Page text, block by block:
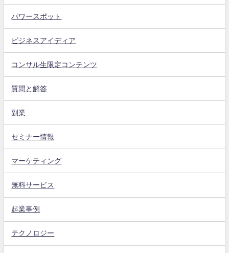
パワースポット
ビジネスアイディア
コンサル生限定コンテンツ
質問と解答
副業
セミナー情報
マーケティング
無料サービス
起業事例
テクノロジー